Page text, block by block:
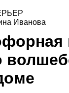
Иванова